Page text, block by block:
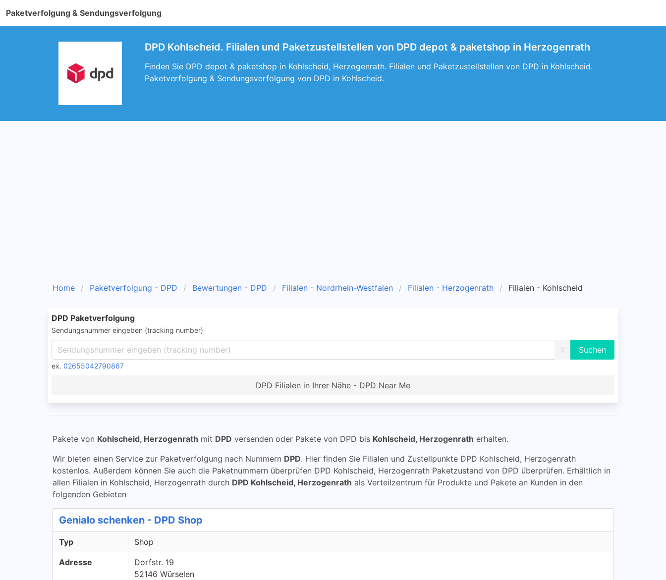
Paketverfolgung & Sendungsverfolgung
DPD Kohlscheid. Filialen und Paketzustellstellen von DPD depot & paketshop in Herzogenrath
Finden Sie DPD depot & paketshop in Kohlscheid, Herzogenrath. Filialen und Paketzustellstellen von DPD in Kohlscheid.
Paketverfolgung & Sendungsverfolgung von DPD in Kohlscheid.
Home Paketverfolgung - DPD Bewertungen - DPD Filialen - Nordrhein-Westfalen Filialen - Herzogenrath Filialen - Kohlscheid
DPD Paketverfolgung
Sendungsnummer eingeben (tracking number)
X
ex. 02655042790867
DPD Filialen in Ihrer Nähe - DPD Near Me
Pakete von Kohlscheid, Herzogenrath mit DPD versenden oder Pakete von DPD bis Kohlscheid, Herzogenrath erhalten.
Wir bieten einen Service zur Paketverfolgung nach Nummern DPD. Hier finden Sie Filialen und Zustellpunkte DPD Kohlscheid, Herzogenrath
kostenlos. Außerdem können Sie auch die Paketnummern überprüfen DPD Kohlscheid, Herzogenrath Paketzustand von DPD überprüfen. Erhältlich in
allen Filialen in Kohlscheid, Herzogenrath durch DPD Kohlscheid, Herzogenrath als Verteilzentrum für Produkte und Pakete an Kunden in den
folgenden Gebieten
Genialo schenken - DPD Shop
Typ Shop
Adresse
Dorfstr. 19
52146 Würselen